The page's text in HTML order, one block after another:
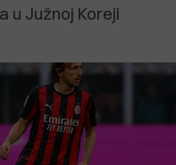
u Južnoj Koreji